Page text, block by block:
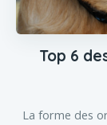
Top 6
La forme des